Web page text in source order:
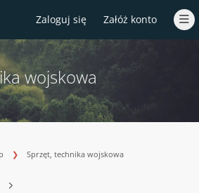
Zaloguj się Załóż konto
wojskowa
Sprzęt, technika wojskowa